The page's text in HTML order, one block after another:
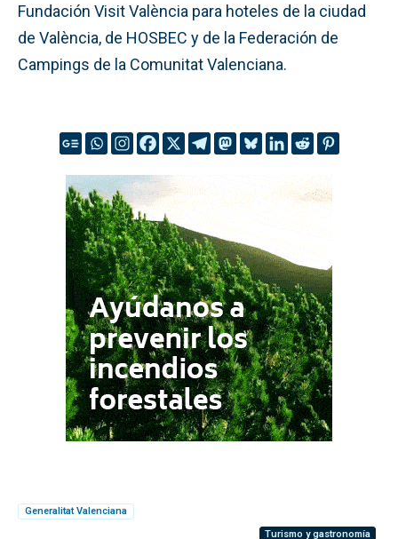
Fundación Visit València para hoteles de la ciudad
de València, de HOSBEC y de la Federación de
Campings de la Comunitat Valenciana.
Generalitat Valenciana
Turismo y gastronomía